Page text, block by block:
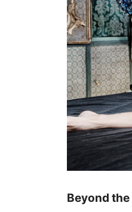
Beyond